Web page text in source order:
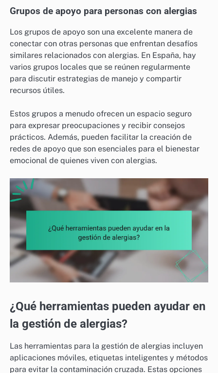
Grupos de apoyo para personas con alergias
Los grupos de apoyo son una excelente manera de
conectar con otras personas que enfrentan desafíos
similares relacionados con alergias. En España, hay
varios grupos locales que se reúnen regularmente
para discutir estrategias de manejo y compartir
recursos útiles.
Estos grupos a menudo ofrecen un espacio seguro
para expresar preocupaciones y recibir consejos
prácticos. Además, pueden facilitar la creación de
redes de apoyo que son esenciales para el bienestar
emocional de quienes viven con alergias.
¿Qué herramientas pueden ayudar en
la gestión de alergias?
Las herramientas para la gestión de alergias incluyen
aplicaciones móviles, etiquetas inteligentes y métodos
para evitar la contaminación cruzada. Estas opciones